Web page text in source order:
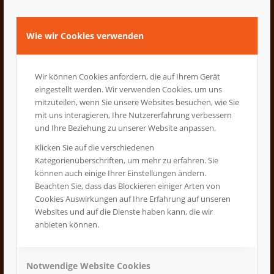
Wie wir Cookies verwenden
Wir können Cookies anfordern, die auf Ihrem Gerät
eingestellt werden. Wir verwenden Cookies, um uns
mitzuteilen, wenn Sie unsere Websites besuchen, wie Sie
mit uns interagieren, Ihre Nutzererfahrung verbessern
und Ihre Beziehung zu unserer Website anpassen.
Klicken Sie auf die verschiedenen
Kategorienüberschriften, um mehr zu erfahren. Sie
können auch einige Ihrer Einstellungen ändern.
Beachten Sie, dass das Blockieren einiger Arten von
Cookies Auswirkungen auf Ihre Erfahrung auf unseren
Websites und auf die Dienste haben kann, die wir
anbieten können.
Notwendige Website Cookies
Das Konzept der gesponserten und mit
Umschlagwerbung versehenen Schulhefte
kommt aus England. Erste werbefinanzierte
Bottrop an deutsche Schulen versendet. Der
Kunde kann Werbung auf den
Umschlagseiten von Schulheften mit
Umschlagseiten kann der Kunde relativ frei
von Vorgaben gestalten. Das Medium eignet
sich auch gut in Kombination mit Samplings.
An weiterführende Schulen (Oberschulen)
können wir Ihnen vor allem DIN A4
anbieten. Der Kunde kann alle 4